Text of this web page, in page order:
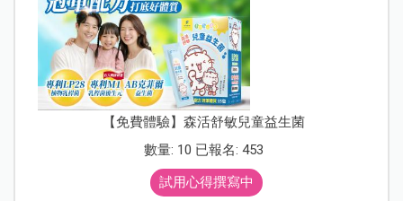
【免費體驗】森活舒敏兒童益生菌
數量: 10 已報名: 453
試用心得撰寫中